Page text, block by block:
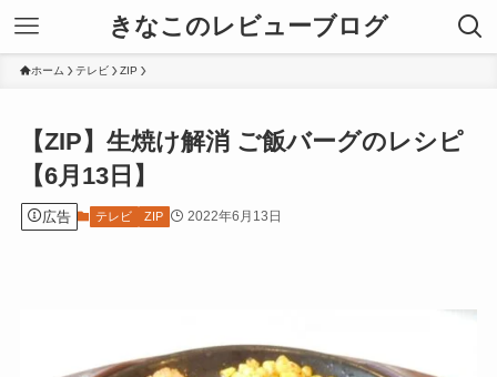
きなこのレビューブログ
ホーム テレビ ZIP
【ZIP】生焼け解消 ご飯バーグのレシピ
【6月13日】
広告 テレビ ZIP 2022年6月13日